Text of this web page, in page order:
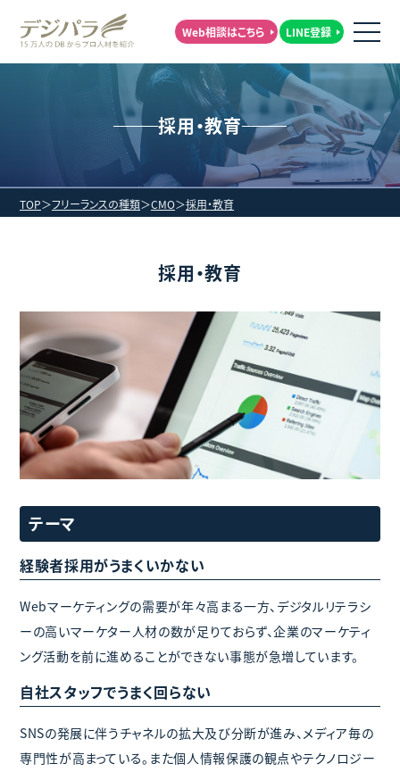
Web相談はこちら LINE登録
採用・教育
TOP フリーランスの種類 CMO 採用・教育
採用・教育
テーマ
経験者採用がうまくいかない
Webマーケティングの需要が年々高まる一方、デジタルリテラシ
ーの高いマーケター人材の数が足りておらず、企業のマーケティ
ング活動を前に進めることができない事態が急増しています。
自社スタッフでうまく回らない
SNSの発展に伴うチャネルの拡大及び分断が進み、メディア毎の
専門性が高まっている。また個人情報保護の観点やテクノロジー